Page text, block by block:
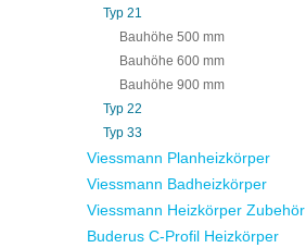
Typ 21
Bauhöhe 500 mm
Bauhöhe 600 mm
Bauhöhe 900 mm
Typ 22
Typ 33
Viessmann Planheizkörper
Viessmann Badheizkörper
Viessmann Heizkörper Zubehör
Buderus C-Profil Heizkörper